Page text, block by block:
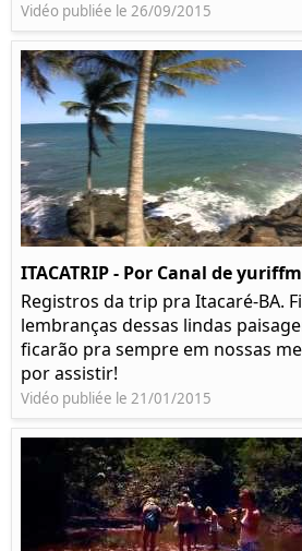
Vidéo publiée le 26/09/2015
ITACATRIP - Por Canal de yuriffm
Registros da trip pra Itacaré-BA.
lembranças dessas lindas
ficarão pra sempre em nossas
por assistir!
Vidéo publiée le 21/01/2015